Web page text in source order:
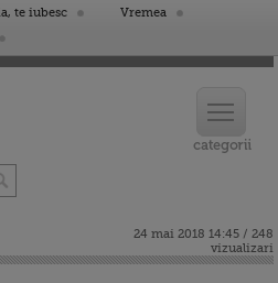
te iubesc
Vremea
24 mai 2018 14:45 / 248
vizualizari